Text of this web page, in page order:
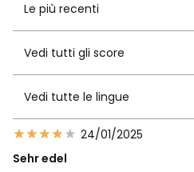
Le più recenti
Vedi tutti gli score
Vedi tutte le lingue
24/01/2025
Sehr edel